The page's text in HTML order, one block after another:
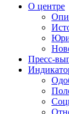
О центре
Пресс-